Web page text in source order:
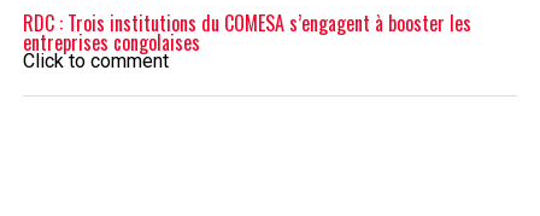
RDC : Trois institutions du COMESA s’engagent à booster les
entreprises congolaises
Click to comment